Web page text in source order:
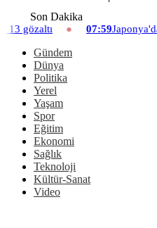
Son Dakika
Japonya'da aşırı sıcaklar
Gündem
Dünya
Politika
Yerel
Yaşam
Spor
Eğitim
Ekonomi
Sağlık
Teknoloji
Kültür-Sanat
Video